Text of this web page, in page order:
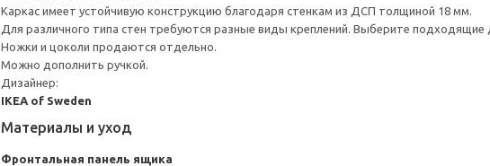
Каркас имеет устойчивую конструкцию благодаря стенкам из ДСП толщиной 18 мм.
Для различного типа стен требуются разные виды креплений. Выберите
Ножки и цоколи продаются отдельно.
Можно дополнить ручкой.
Дизайнер:
IKEA of Sweden
Материалы и уход
Фронтальная панель ящика